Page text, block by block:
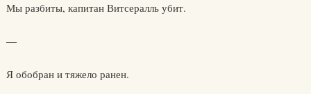
Мы разбиты, капитан Витсералль убит.
—
Я обобран и тяжело ранен.